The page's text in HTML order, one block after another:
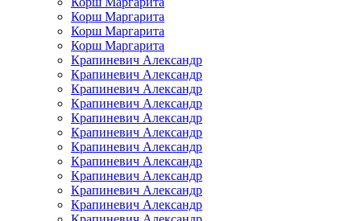
Корш Маргарита
Корш Маргарита
Корш Маргарита
Крапиневич Александр
Крапиневич Александр
Крапиневич Александр
Крапиневич Александр
Крапиневич Александр
Крапиневич Александр
Крапиневич Александр
Крапиневич Александр
Крапиневич Александр
Крапиневич Александр
Крапиневич Александр